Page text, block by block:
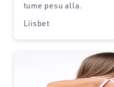
tume pesu alla.
Liisbet